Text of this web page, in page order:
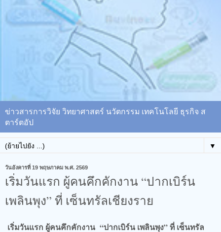
ข่าวสารการวิจัย วิทยาศาสตร์ นวัตกรรม เทคโนโลยี ธุรกิจ ส
ตาร์ตอัป
▼
วันอังคารที่ 19 พฤษภาคม พ.ศ. 2569
เริ่มวันแรก ผู้คนคึกคักงาน “ปากเบิร์น
เพลินพุง” ที่ เซ็นทรัลเชียงราย
เริ่มวันแรก ผู้คนคึกคักงาน “ปากเบิร์น เพลินพุง” ที่ เซ็นทรัล